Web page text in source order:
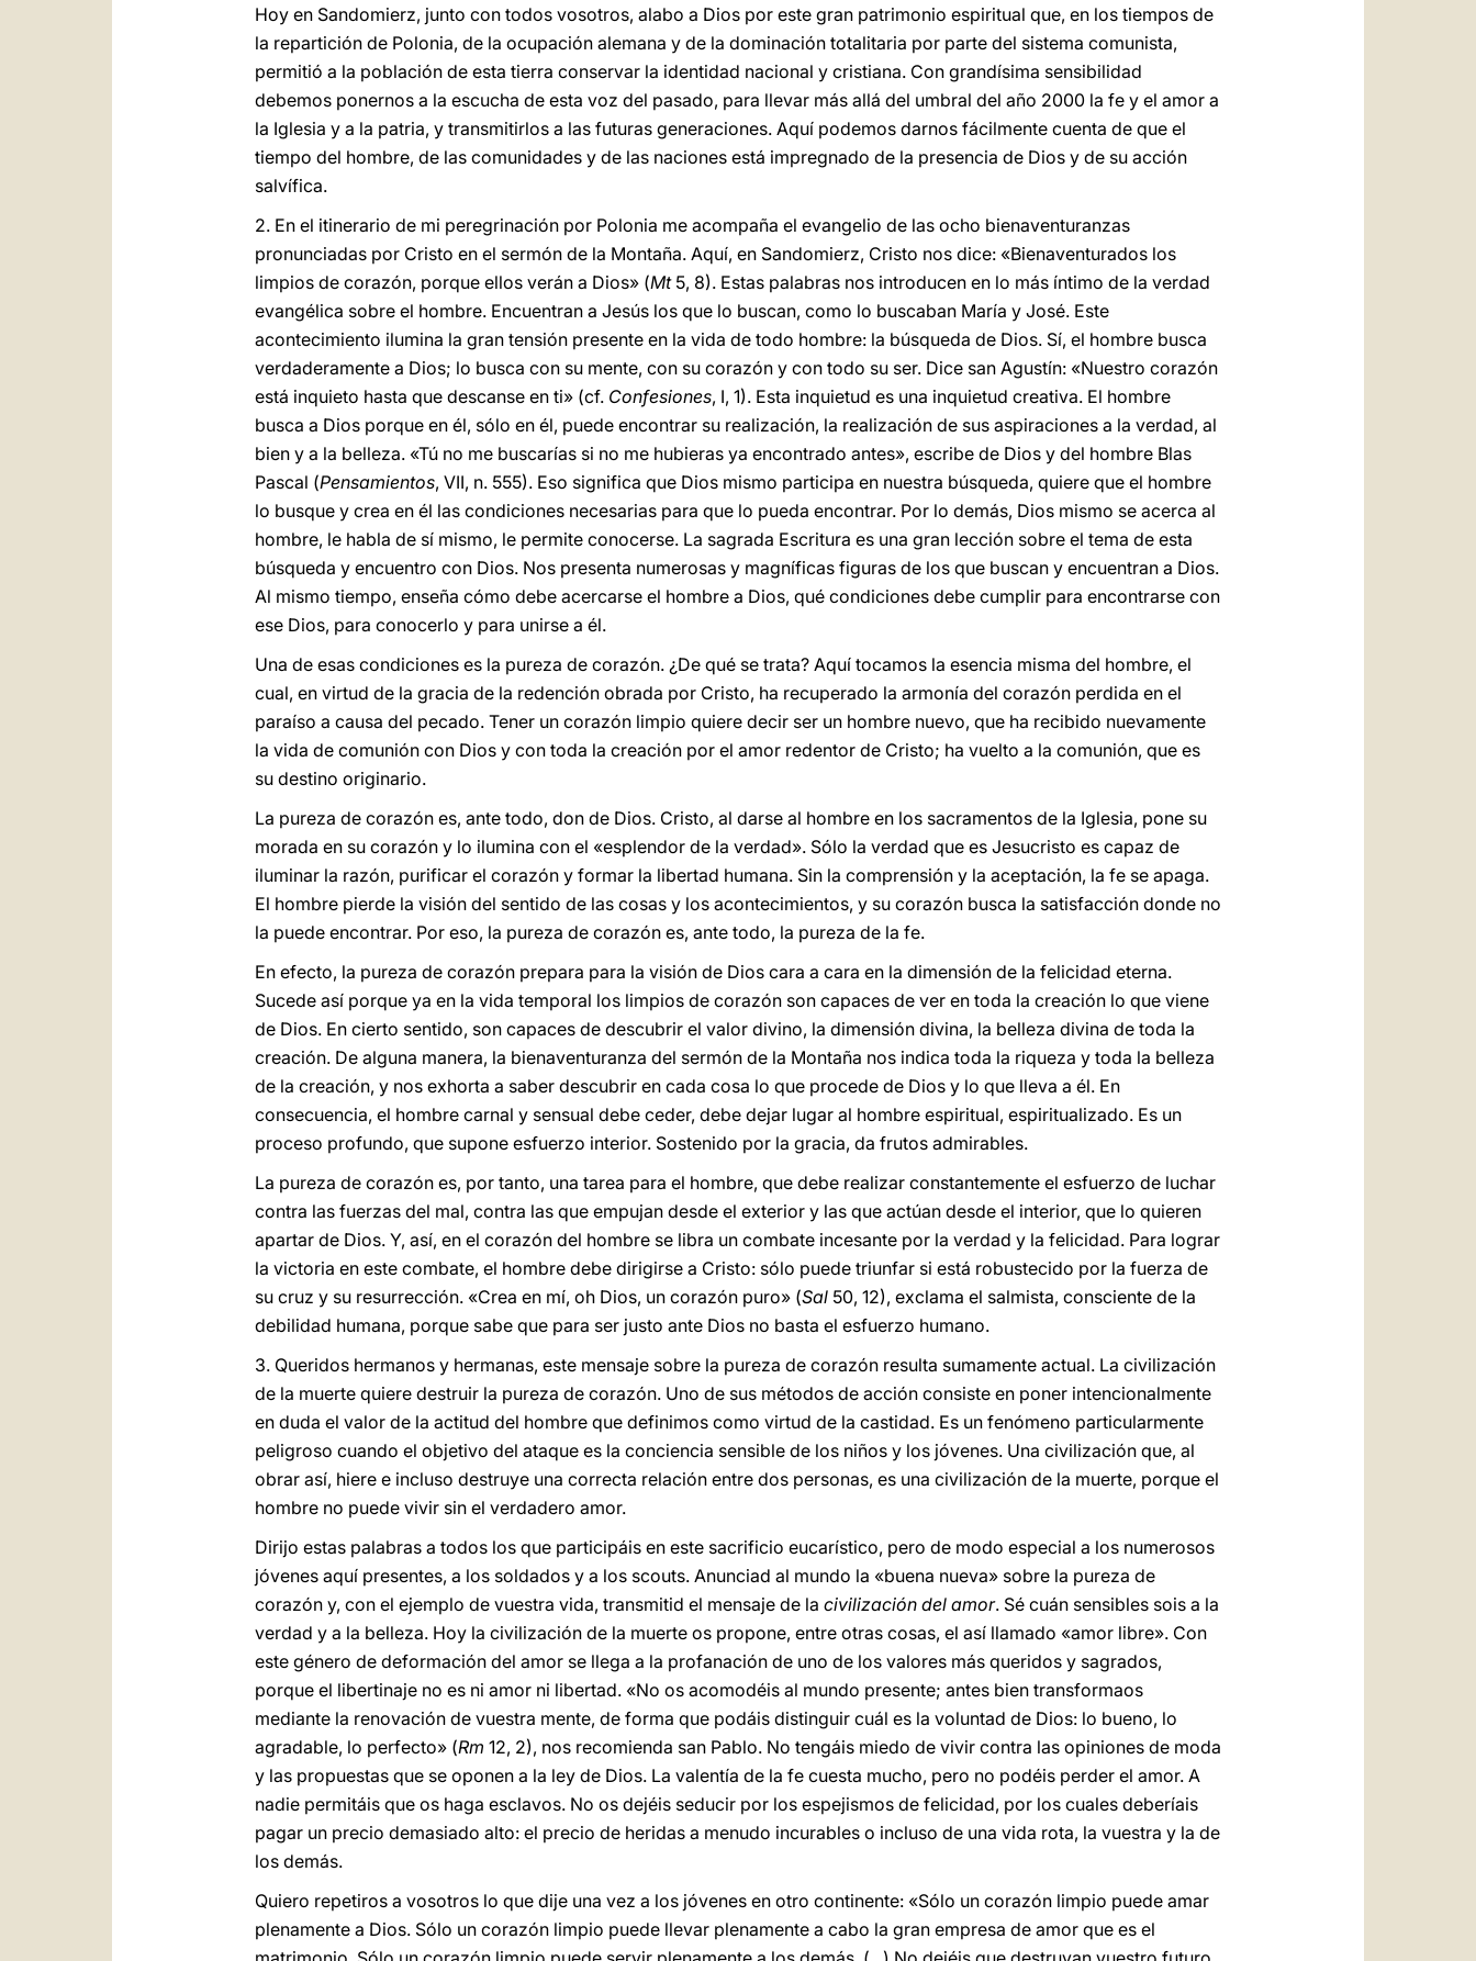
Hoy en Sandomierz, junto con todos vosotros, alabo a Dios por este gran patrimonio espiritual que, en los tiempos de
la repartición de Polonia, de la ocupación alemana y de la dominación totalitaria por parte del sistema comunista,
permitió a la población de esta tierra conservar la identidad nacional y cristiana. Con grandísima sensibilidad
debemos ponernos a la escucha de esta voz del pasado, para llevar más allá del umbral del año 2000 la fe y el amor a
la Iglesia y a la patria, y transmitirlos a las futuras generaciones. Aquí podemos darnos fácilmente cuenta de que el
tiempo del hombre, de las comunidades y de las naciones está impregnado de la presencia de Dios y de su acción
salvífica.
2. En el itinerario de mi peregrinación por Polonia me acompaña el evangelio de las ocho bienaventuranzas
pronunciadas por Cristo en el sermón de la Montaña. Aquí, en Sandomierz, Cristo nos dice: «Bienaventurados los
limpios de corazón, porque ellos verán a Dios» (Mt5, 8). Estas palabras nos introducen en lo más íntimo de la verdad
evangélica sobre el hombre. Encuentran a Jesús los que lo buscan, como lo buscaban María y José. Este
acontecimiento ilumina la gran tensión presente en la vida de todo hombre: la búsqueda de Dios. Sí, el hombre busca
verdaderamente a Dios; lo busca con su mente, con su corazón y con todo su ser. Dice san Agustín: «Nuestro corazón
está inquieto hasta que descanse en ti» (cf. Confesiones, I, 1). Esta inquietud es una inquietud creativa. El hombre
busca a Dios porque en él, sólo en él, puede encontrar su realización, la realización de sus aspiraciones a la verdad, al
bien y a la belleza. «Tú no me buscarías si no me hubieras ya encontrado antes», escribe de Dios y del hombre Blas
Pascal (Pensamientos, VII, n. 555). Eso significa que Dios mismo participa en nuestra búsqueda, quiere que el hombre
lo busque y crea en él las condiciones necesarias para que lo pueda encontrar. Por lo demás, Dios mismo se acerca al
hombre, le habla de sí mismo, le permite conocerse. La sagrada Escritura es una gran lección sobre el tema de esta
búsqueda y encuentro con Dios. Nos presenta numerosas y magníficas figuras de los que buscan y encuentran a Dios.
Al mismo tiempo, enseña cómo debe acercarse el hombre a Dios, qué condiciones debe cumplir para encontrarse con
ese Dios, para conocerlo y para unirse a él.
Una de esas condiciones es la pureza de corazón. ¿De qué se trata? Aquí tocamos la esencia misma del hombre, el
cual, en virtud de la gracia de la redención obrada por Cristo, ha recuperado la armonía del corazón perdida en el
paraíso a causa del pecado. Tener un corazón limpio quiere decir ser un hombre nuevo, que ha recibido nuevamente
la vida de comunión con Dios y con toda la creación por el amor redentor de Cristo; ha vuelto a la comunión, que es
su destino originario.
La pureza de corazón es, ante todo, don de Dios. Cristo, al darse al hombre en los sacramentos de la Iglesia, pone su
morada en su corazón y lo ilumina con el «esplendor de la verdad». Sólo la verdad que es Jesucristo es capaz de
iluminar la razón, purificar el corazón y formar la libertad humana. Sin la comprensión y la aceptación, la fe se apaga.
El hombre pierde la visión del sentido de las cosas y los acontecimientos, y su corazón busca la satisfacción donde no
la puede encontrar. Por eso, la pureza de corazón es, ante todo, la pureza de la fe.
En efecto, la pureza de corazón prepara para la visión de Dios cara a cara en la dimensión de la felicidad eterna.
Sucede así porque ya en la vida temporal los limpios de corazón son capaces de ver en toda la creación lo que viene
de Dios. En cierto sentido, son capaces de descubrir el valor divino, la dimensión divina, la belleza divina de toda la
creación. De alguna manera, la bienaventuranza del sermón de la Montaña nos indica toda la riqueza y toda la belleza
de la creación, y nos exhorta a saber descubrir en cada cosa lo que procede de Dios y lo que lleva a él. En
consecuencia, el hombre carnal y sensual debe ceder, debe dejar lugar al hombre espiritual, espiritualizado. Es un
proceso profundo, que supone esfuerzo interior. Sostenido por la gracia, da frutos admirables.
La pureza de corazón es, por tanto, una tarea para el hombre, que debe realizar constantemente el esfuerzo de luchar
contra las fuerzas del mal, contra las que empujan desde el exterior y las que actúan desde el interior, que lo quieren
apartar de Dios. Y, así, en el corazón del hombre se libra un combate incesante por la verdad y la felicidad. Para lograr
la victoria en este combate, el hombre debe dirigirse a Cristo: sólo puede triunfar si está robustecido por la fuerza de
su cruz y su resurrección. «Crea en mí, oh Dios, un corazón puro» (Sal 50, 12), exclama el salmista, consciente de la
debilidad humana, porque sabe que para ser justo ante Dios no basta el esfuerzo humano.
3. Queridos hermanos y hermanas, este mensaje sobre la pureza de corazón resulta sumamente actual. La civilización
de la muerte quiere destruir la pureza de corazón. Uno de sus métodos de acción consiste en poner intencionalmente
en duda el valor de la actitud del hombre que definimos como virtud de la castidad. Es un fenómeno particularmente
peligroso cuando el objetivo del ataque es la conciencia sensible de los niños y los jóvenes. Una civilización que, al
obrar así, hiere e incluso destruye una correcta relación entre dos personas, es una civilización de la muerte, porque el
hombre no puede vivir sin el verdadero amor.
Dirijo estas palabras a todos los que participáis en este sacrificio eucarístico, pero de modo especial a los numerosos
jóvenes aquí presentes, a los soldados y a los scouts. Anunciad al mundo la «buena nueva» sobre la pureza de
corazón y, con el ejemplo de vuestra vida, transmitid el mensaje de la civilización del amor. Sé cuán sensibles sois a la
verdad y a la belleza. Hoy la civilización de la muerte os propone, entre otras cosas, el así llamado «amor libre». Con
este género de deformación del amor se llega a la profanación de uno de los valores más queridos y sagrados,
porque el libertinaje no es ni amor ni libertad. «No os acomodéis al mundo presente; antes bien transformaos
mediante la renovación de vuestra mente, de forma que podáis distinguir cuál es la voluntad de Dios: lo bueno, lo
agradable, lo perfecto» (Rm 12, 2), nos recomienda san Pablo. No tengáis miedo de vivir contra las opiniones de moda
y las propuestas que se oponen a la ley de Dios. La valentía de la fe cuesta mucho, pero no podéis perder el amor. A
nadie permitáis que os haga esclavos. No os dejéis seducir por los espejismos de felicidad, por los cuales deberíais
pagar un precio demasiado alto: el precio de heridas a menudo incurables o incluso de una vida rota, la vuestra y la de
los demás.
Quiero repetiros a vosotros lo que dije una vez a los jóvenes en otro continente: «Sólo un corazón limpio puede amar
plenamente a Dios. Sólo un corazón limpio puede llevar plenamente a cabo la gran empresa de amor que es el